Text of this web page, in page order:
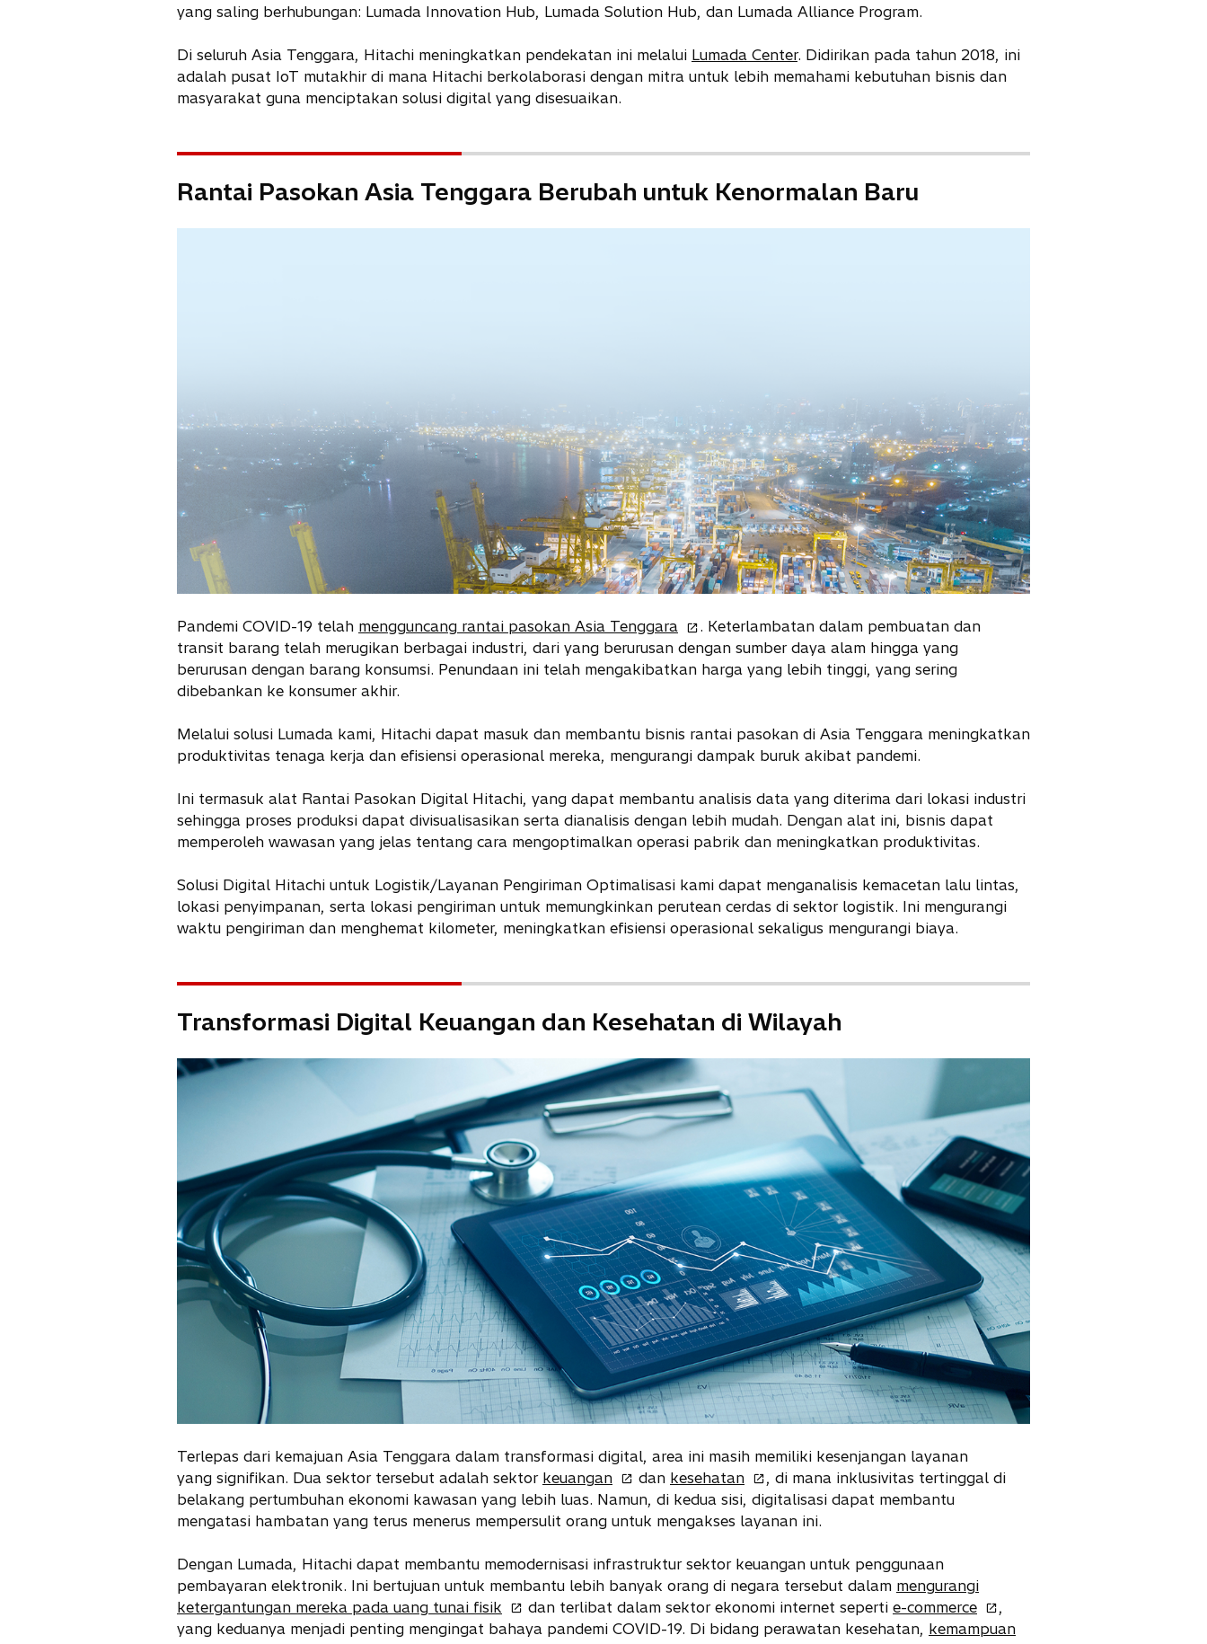
n
i
n
a
t
a
b
yang saling berhubungan: Lumada Innovation Hub, Lumada Solution Hub, dan Lumada Alliance Program.
Di seluruh Asia Tenggara, Hitachi meningkatkan pendekatan ini melalui Lumada Center. Didirikan pada tahun 2018, ini
adalah pusat IoT mutakhir di mana Hitachi berkolaborasi dengan mitra untuk lebih memahami kebutuhan bisnis dan
masyarakat guna menciptakan solusi digital yang disesuaikan.
Rantai Pasokan Asia Tenggara Berubah untuk Kenormalan Baru
Pandemi COVID-19 telah mengguncang rantai pasokan Asia Tenggara
p
e
i
n
n
e
w
a
b
. Keterlambatan dalam pembuatan dan
transit barang telah merugikan berbagai industri, dari yang berurusan dengan sumber daya alam hingga yang
berurusan dengan barang konsumsi. Penundaan ini telah mengakibatkan harga yang lebih tinggi, yang sering
dibebankan ke konsumer akhir.
Melalui solusi Lumada kami, Hitachi dapat masuk dan membantu bisnis rantai pasokan di Asia Tenggara meningkatkan
produktivitas tenaga kerja dan efisiensi operasional mereka, mengurangi dampak buruk akibat pandemi.
Ini termasuk alat Rantai Pasokan Digital Hitachi, yang dapat membantu analisis data yang diterima dari lokasi industri
sehingga proses produksi dapat divisualisasikan serta dianalisis dengan lebih mudah. Dengan alat ini, bisnis dapat
memperoleh wawasan yang jelas tentang cara mengoptimalkan operasi pabrik dan meningkatkan produktivitas.
Solusi Digital Hitachi untuk Logistik/Layanan Pengiriman Optimalisasi kami dapat menganalisis kemacetan lalu lintas,
lokasi penyimpanan, serta lokasi pengiriman untuk memungkinkan perutean cerdas di sektor logistik. Ini mengurangi
waktu pengiriman dan menghemat kilometer, meningkatkan efisiensi operasional sekaligus mengurangi biaya.
Transformasi Digital Keuangan dan Kesehatan di Wilayah
Terlepas dari kemajuan Asia Tenggara dalam transformasi digital, area ini masih memiliki kesenjangan layanan
yang signifikan. Dua sektor tersebut adalah sektor keuangano
p
e
s
i
n
a
dan kesehatano
p
e
s
i
n
a
, di mana inklusivitas tertinggal di
belakang pertumbuhan ekonomi kawasan yang lebih luas. Namun, di kedua sisi, digitalisasi dapat membantu
mengatasi hambatan yang terus menerus mempersulit orang untuk mengakses layanan ini.
Dengan Lumada, Hitachi dapat membantu memodernisasi infrastruktur sektor keuangan untuk penggunaan
pembayaran elektronik. Ini bertujuan untuk membantu lebih banyak orang di negara tersebut dalam mengurangi
ketergantungan mereka pada uang tunai fisik
p
dan terlibat dalam sektor ekonomi internet seperti e-commerceo
p
,
yang keduanya menjadi penting mengingat bahaya pandemi COVID-19. Di bidang perawatan kesehatan, kemampuan